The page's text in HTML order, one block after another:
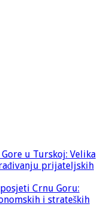
u Turskoj: Velika
prijateljskih
Crnu Goru:
i strateških